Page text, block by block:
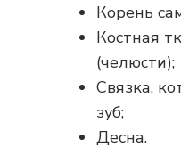
Корень
Костная
(челюсти);
Связка,
зуб;
Десна.